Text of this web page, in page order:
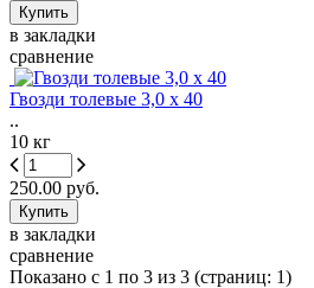
в закладки
сравнение
Гвозди толевые 3,0 х 40
..
10 кг
250.00 руб.
в закладки
сравнение
Показано с 1 по 3 из 3 (страниц: 1)